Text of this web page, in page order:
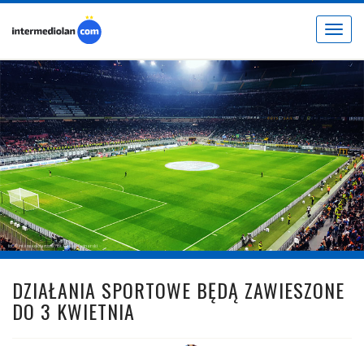
Toggle
fot. © intermediolan.com / fot. Paweł Świnarski
DZIAŁANIA SPORTOWE BĘDĄ ZAWIESZONE
DO 3 KWIETNIA